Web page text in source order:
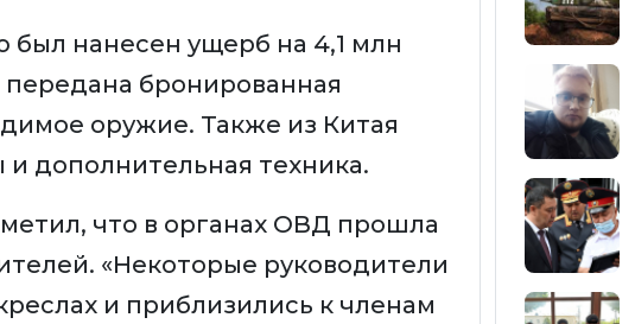
был нанесен ущерб на 4,1 млн
бронированная
оружие. Также из Китая
дополнительная техника.
что в органах ОВД прошла
«Некоторые руководители
и приблизились к членам